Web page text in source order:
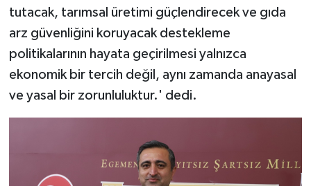
tutacak, tarımsal üretimi güçlendirecek ve gıda
arz güvenliğini koruyacak destekleme
politikalarının hayata geçirilmesi yalnızca
ekonomik bir tercih değil, aynı zamanda anayasal
ve yasal bir zorunluluktur.' dedi.